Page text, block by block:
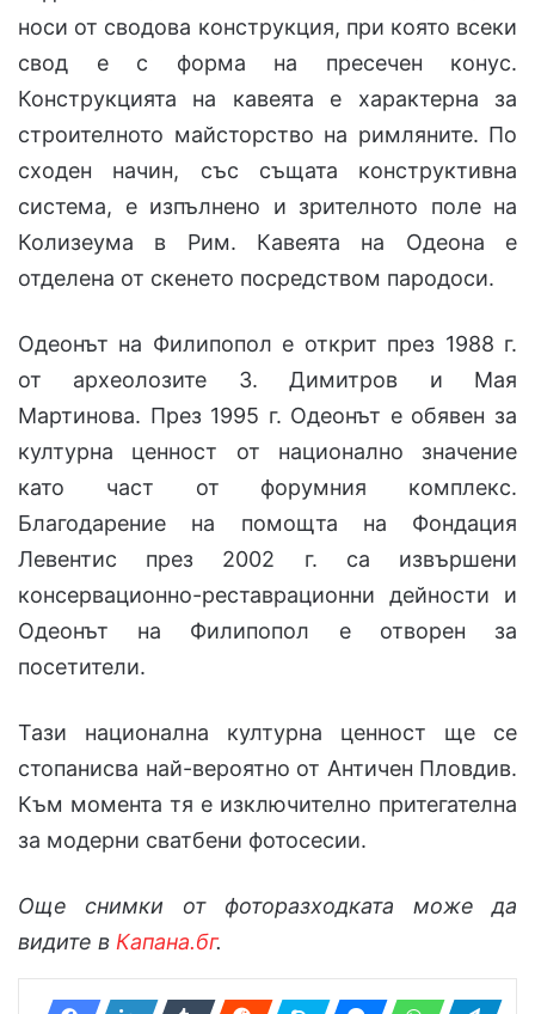
носи от сводова конструкция, при която всеки
свод е с форма на пресечен конус.
Конструкцията на кавеята е характерна за
строителното майсторство на римляните. По
сходен начин, със същата конструктивна
система, е изпълнено и зрителното поле на
Колизеума в Рим. Кавеята на Одеона е
отделена от скенето посредством пародоси.
Одеонът на Филипопол е открит през 1988 г.
от археолозите З. Димитров и Мая
Мартинова. През 1995 г. Одеонът е обявен за
културна ценност от национално значение
като част от форумния комплекс.
Благодарение на помощта на Фондация
Левентис през 2002 г. са извършени
консервационно-реставрационни дейности и
Одеонът на Филипопол е отворен за
посетители.
Тази национална културна ценност ще се
стопанисва най-вероятно от Античен Пловдив.
Към момента тя е изключително притегателна
за модерни сватбени фотосесии.
Още снимки от фоторазходката може да
видите в Капана.бг.